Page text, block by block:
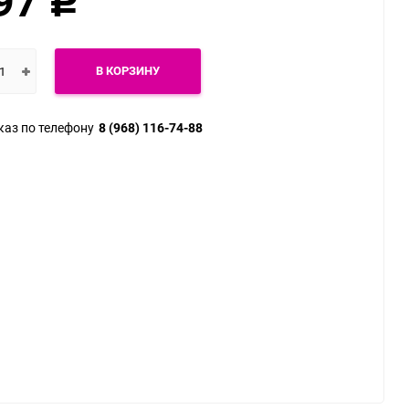
показать еще
Ошейники, поводки
В КОРЗИНУ
по телефону 8 (968) 116-74-88